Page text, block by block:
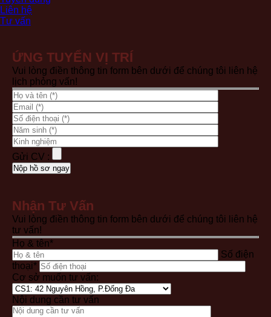
Liên hệ
Tư vấn
ỨNG TUYỂN VỊ TRÍ
Vui lòng điền thông tin form bên dưới để chúng tôi liên hệ
lịch phỏng vấn!
Gửi CV :
Nhận Tư Vấn
Vui lòng điền thông tin form bên dưới để chúng tôi liên hệ
tư vấn!
Họ & tên*
Số điện
thoại*
Cơ sở muốn tư vấn:
Nội dung cần tư vấn